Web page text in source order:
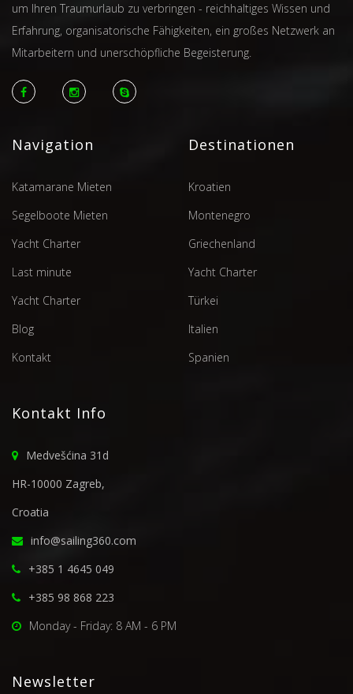
um Ihren Traumurlaub zu verbringen - reichhaltiges Wissen und
Erfahrung, organisatorische Fähigkeiten, ein großes Netzwerk an
Mitarbeitern und unerschöpfliche Begeisterung.
Navigation
Katamarane Mieten
Segelboote Mieten
Yacht Charter
Last minute
Yacht Charter
Blog
Kontakt
Destinationen
Kroatien
Montenegro
Griechenland
Yacht Charter
Türkei
Italien
Spanien
Kontakt Info
Medvešćina 31d
HR-10000 Zagreb,
Croatia
info@sailing360.com
+385 1 4645 049
+385 98 868 223
Monday - Friday: 8 AM - 6 PM
Newsletter